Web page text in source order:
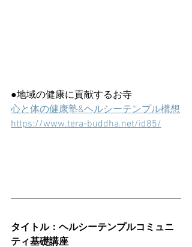
●地域の健康に貢献するお寺
心と体の健康塾&ヘルシーテンプル構想
https://www.tera-buddha.net/id85/
タイトル：ヘルシーテンプルコミュニ
ティ基礎講座